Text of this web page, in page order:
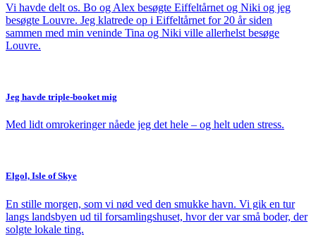
Vi havde delt os. Bo og Alex besøgte Eiffeltårnet og Niki og jeg
besøgte Louvre. Jeg klatrede op i Eiffeltårnet for 20 år siden
sammen med min veninde Tina og Niki ville allerhelst besøge
Louvre.
Jeg havde triple-booket mig
Med lidt omrokeringer nåede jeg det hele – og helt uden stress.
Elgol, Isle of Skye
En stille morgen, som vi nød ved den smukke havn. Vi gik en tur
langs landsbyen ud til forsamlingshuset, hvor der var små boder, der
solgte lokale ting.